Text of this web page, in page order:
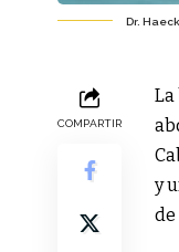
Dr.
COMPARTIR
La
y
de